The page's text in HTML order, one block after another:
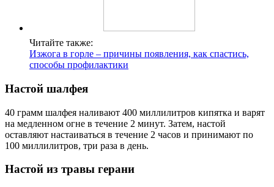
Читайте также:
Изжога в горле – причины появления, как спастись,
способы профилактики
Настой шалфея
40 грамм шалфея наливают 400 миллилитров кипятка и варят
на медленном огне в течение 2 минут. Затем, настой
оставляют настаиваться в течение 2 часов и принимают по
100 миллилитров, три раза в день.
Настой из травы герани